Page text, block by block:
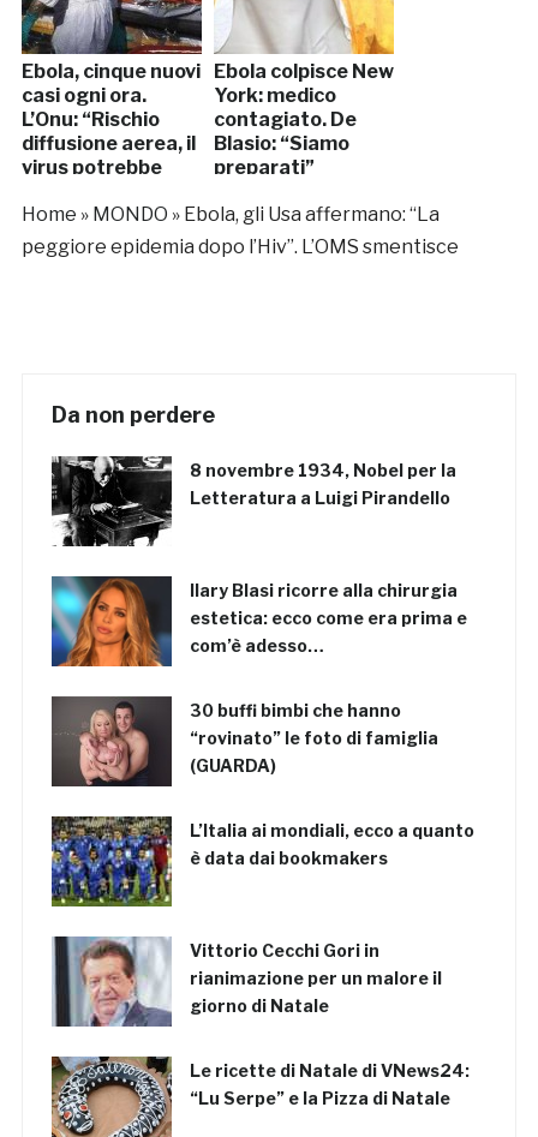
Ebola, cinque nuovi
casi ogni ora.
L’Onu: “Rischio
diffusione aerea, il
virus potrebbe
Ebola colpisce New
York: medico
contagiato. De
Blasio: “Siamo
preparati”
Home » MONDO » Ebola, gli Usa affermano: “La
peggiore epidemia dopo l’Hiv”. L’OMS smentisce
Da non perdere
8 novembre 1934, Nobel per la
Letteratura a Luigi Pirandello
Ilary Blasi ricorre alla chirurgia
estetica: ecco come era prima e
com’è adesso…
30 buffi bimbi che hanno
“rovinato” le foto di famiglia
(GUARDA)
L’Italia ai mondiali, ecco a quanto
è data dai bookmakers
Vittorio Cecchi Gori in
rianimazione per un malore il
giorno di Natale
Le ricette di Natale di VNews24:
“Lu Serpe” e la Pizza di Natale